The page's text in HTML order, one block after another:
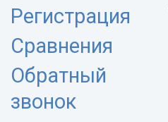
Регистрация
Сравнения
Обратный
звонок